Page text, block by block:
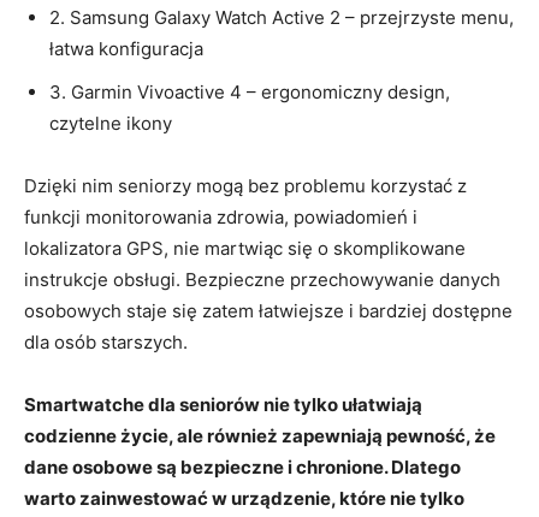
2. Samsung Galaxy⁢ Watch Active‍ 2 – przejrzyste menu,
łatwa konfiguracja
3. Garmin Vivoactive 4 – ergonomiczny design,
czytelne ikony
Dzięki nim seniorzy ‌mogą ⁢bez problemu korzystać z
funkcji monitorowania zdrowia, powiadomień ⁢i
lokalizatora GPS, ⁣nie martwiąc się o skomplikowane
instrukcje obsługi. Bezpieczne przechowywanie danych
osobowych staje się zatem ‌łatwiejsze i bardziej dostępne
dla osób starszych.
Smartwatche dla seniorów nie tylko ułatwiają
codzienne życie, ale również zapewniają ‌pewność, że
dane osobowe są bezpieczne⁢ i chronione. Dlatego
⁢warto zainwestować​ w urządzenie, ⁢które nie tylko